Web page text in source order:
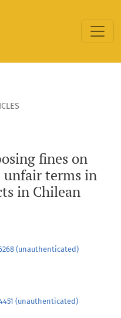
fines on
terms in
in Chilean
(unauthenticated)
(unauthenticated)